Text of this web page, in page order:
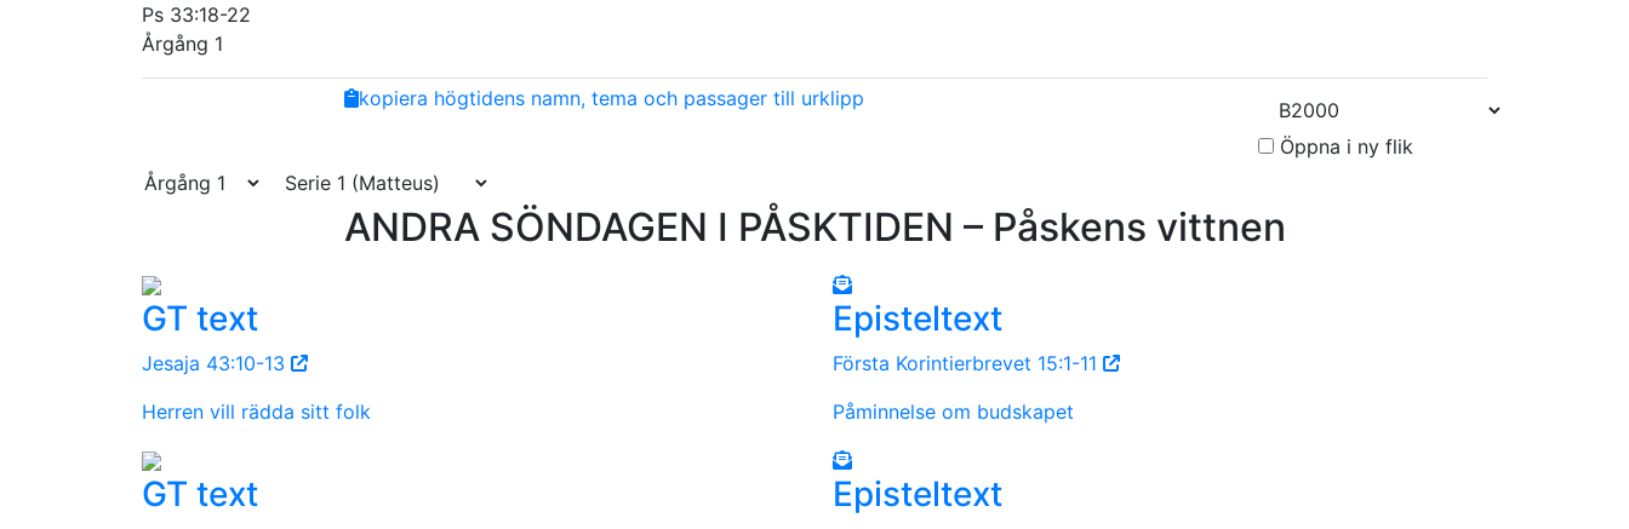
Ps 33:18-22
Årgång 1
EmailCopy
kopiera högtidens namn, tema och passager till urklipp
Öppna i ny flik
ANDRA SÖNDAGEN I PÅSKTIDEN – Påskens vittnen
GT text
Jesaja 43:10-13
Herren vill rädda sitt folk
GT text
Episteltext
Första Korintierbrevet 15:1-11
Påminnelse om budskapet
Episteltext